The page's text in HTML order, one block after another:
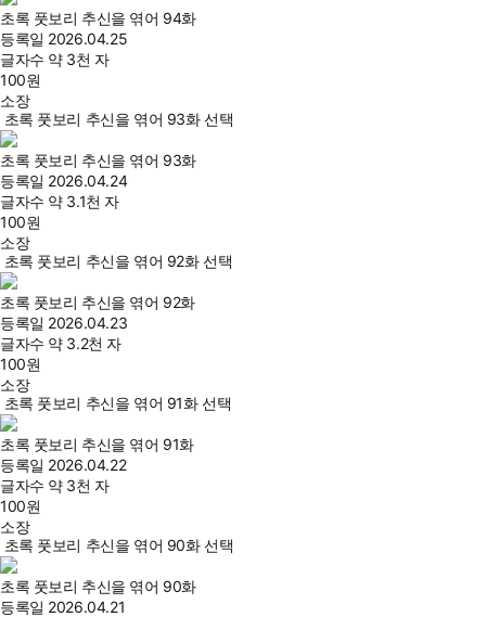
초록 풋보리 추신을 엮어 94화
등록일 2026.04.25
글자수 약 3천 자
100원
소장
초록 풋보리 추신을 엮어 93화 선택
초록 풋보리 추신을 엮어 93화
등록일 2026.04.24
글자수 약 3.1천 자
100원
소장
초록 풋보리 추신을 엮어 92화 선택
초록 풋보리 추신을 엮어 92화
등록일 2026.04.23
글자수 약 3.2천 자
100원
소장
초록 풋보리 추신을 엮어 91화 선택
초록 풋보리 추신을 엮어 91화
등록일 2026.04.22
글자수 약 3천 자
100원
소장
초록 풋보리 추신을 엮어 90화 선택
초록 풋보리 추신을 엮어 90화
등록일 2026.04.21